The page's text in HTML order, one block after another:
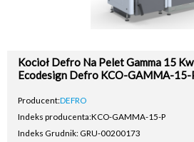
Kocioł Defro Na Pelet Gamma 15
Ecodesign Defro KCO-GAMMA-15-
Producent:DEFRO
Indeks producenta:KCO-GAMMA-15-P
Indeks Grudnik: GRU-00200173